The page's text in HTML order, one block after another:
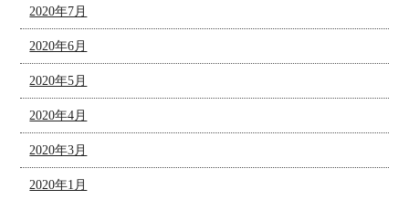
2020年7月
2020年6月
2020年5月
2020年4月
2020年3月
2020年1月